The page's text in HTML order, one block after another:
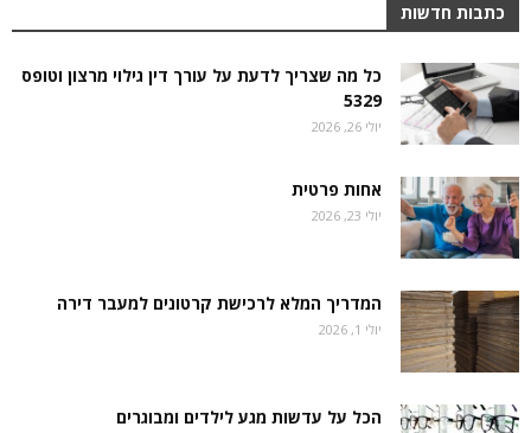
כתבות חדשות
כל מה שצריך לדעת על עורך דין גילוי מרצון וטופס
5329
יולי 26, 2026
אחות פרטית
יולי 23, 2026
המדריך המלא לרכישת קרטונים למעבר דירה
יולי 1, 2026
הכל על עדשות מגע לילדים ומבוגרים